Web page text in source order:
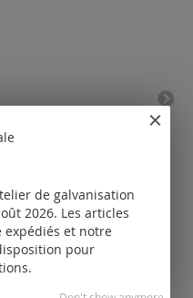
de galvanisation
2026. Les articles
et notre
pour